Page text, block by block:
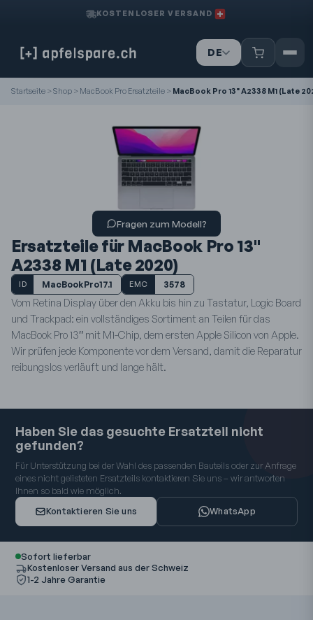
KOSTENLOSER VERSAND
DE
FR
Startseite >Shop > MacBook Pro Ersatzteile > MacBook Pro 13" A2338 M1 (Late
Fragen zum Modell?
Ersatzteile für MacBook Pro 13"
A2338 M1 (Late 2020)
ID MacBookPro17.1 EMC 3578
Vom Retina Display über den Akku bis hin zu Tastatur, Logic Board
und Trackpad: ein vollständiges Sortiment an Teilen für das
MacBook Pro 13″ mit M1-Chip, dem ersten Apple Silicon von Apple.
Wir prüfen jede Komponente vor dem Versand, damit die Reparatur
reibungslos verläuft und lange hält.
Haben Sie das gesuchte Ersatzteil nicht
gefunden?
Für Unterstützung bei der Wahl des passenden Bauteils oder zur Anfrage
eines nicht gelisteten Ersatzteils kontaktieren Sie uns – wir antworten
Ihnen so bald wie möglich.
Kontaktieren Sie uns
WhatsApp
Sofort lieferbar
Kostenloser Versand aus der Schweiz
1-2 Jahre Garantie